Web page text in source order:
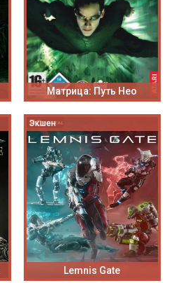
Матрица: Путь Нео
Экшен
Lemnis Gate